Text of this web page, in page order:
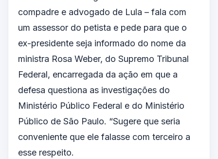
compadre e advogado de Lula – fala com
um assessor do petista e pede para que o
ex-presidente seja informado do nome da
ministra Rosa Weber, do Supremo Tribunal
Federal, encarregada da ação em que a
defesa questiona as investigações do
Ministério Público Federal e do Ministério
Público de São Paulo. “Sugere que seria
conveniente que ele falasse com terceiro a
esse respeito.